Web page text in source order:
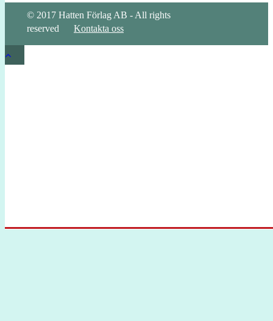
© 2017 Hatten Förlag AB - All rights
reserved
Kontakta oss